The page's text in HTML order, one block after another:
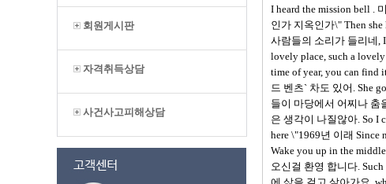
회원게시판
자격취득상담
사건사고피해상담
I heard the mission bell .
인가 지옥인가\" Then she
사람들의 소리가 들리네,
lovely place, such a
time of year, you can find
드 벤츠` 차도 있어. She
들이 마당에서 어찌나 춤
은 생각이 나질않아. So I
here \"1969년 이래 Since
Wake you up in the
오신걸 환영 합니다.